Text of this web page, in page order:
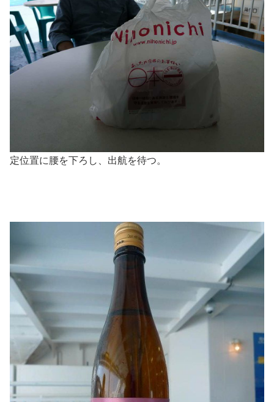
定位置に腰を下ろし、出航を待つ。